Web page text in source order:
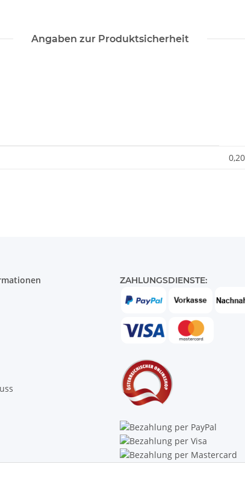
Angaben zur Produktsicherheit
0,20
ZAHLUNGSDIENSTE: